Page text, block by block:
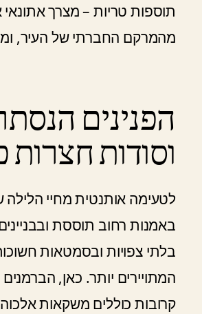
תוספות טריות – מצרך
מהמרקם החברתי של העיר,
הפנינים
וסודות חצרות
באמנות רחוב תוססת
בלתי צפויות ובסמטאות
המתויירים יותר. כאן,
קרובות כוללים משקאות